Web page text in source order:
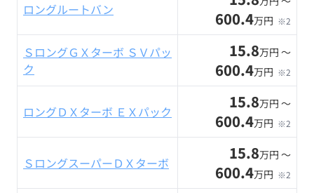
ロングルートバン 600.4万円 ※2
ＳロングＧＸターボ ＳＶパッ
ク
15.8万円 〜
600.4万円 ※2
ロングＤＸターボ ＥＸパック 15.8万円 〜
600.4万円 ※2
ＳロングスーパーＤＸターボ 15.8万円 〜
600.4万円 ※2